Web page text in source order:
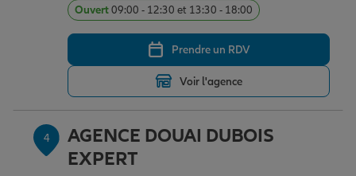
Protection juridique
Tous nos devis d'assurance
Ouvert09:00 - 12:30 et 13:30 - 18:00
Prendre un RDV
Voir l'agence
4
AGENCE DOUAI DUBOIS
EXPERT